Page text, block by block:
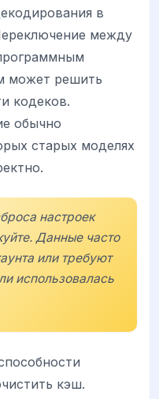
в
между
может решить
кодеков.
обычно
старых моделях
настроек
Данные часто
или требуют
использовалась
кэш.